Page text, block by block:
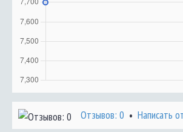
Отзывов: 0 • Написать